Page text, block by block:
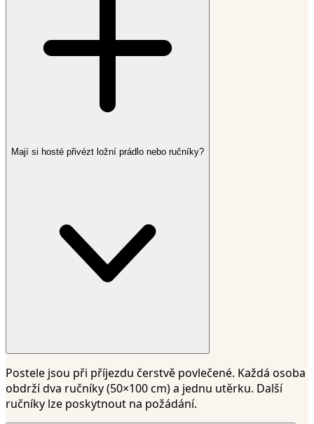
Mají si hosté přivézt ložní prádlo nebo ručníky?
Postele jsou při příjezdu čerstvě povlečené. Každá osoba
obdrží dva ručníky (50×100 cm) a jednu utěrku. Další
ručníky lze poskytnout na požádání.